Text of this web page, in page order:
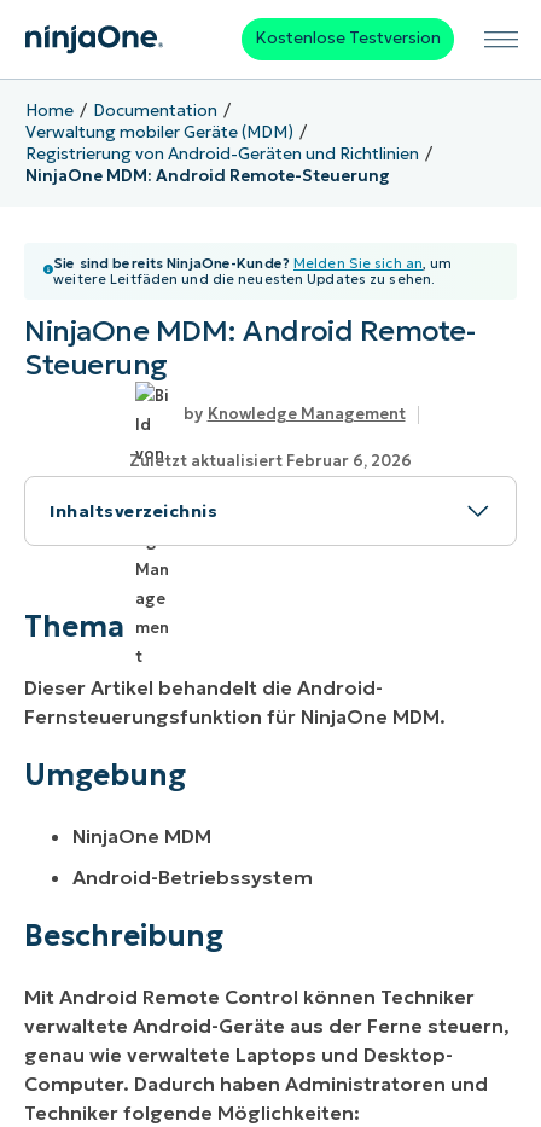
Kostenlose Testversion
Home
Documentation
Verwaltung mobiler Geräte (MDM)
Registrierung von Android-Geräten und Richtlinien
NinjaOne MDM: Android Remote-Steuerung
Sie sind bereits NinjaOne-Kunde? Melden Sie sich an, um
weitere Leitfäden und die neuesten Updates zu sehen.
NinjaOne MDM: Android Remote-
Steuerung
Knowledge Management
Zuletzt aktualisiert Februar 6, 2026
Inhaltsverzeichnis
Thema
Umgebung
Beschreibung
Thema
Dieser Artikel behandelt die Android-
Fernsteuerungsfunktion für NinjaOne MDM.
Umgebung
NinjaOne MDM
Android-Betriebssystem
Beschreibung
Mit Android Remote Control können Techniker
verwaltete Android-Geräte aus der Ferne steuern,
genau wie verwaltete Laptops und Desktop-
Computer. Dadurch haben Administratoren und
Techniker folgende Möglichkeiten: